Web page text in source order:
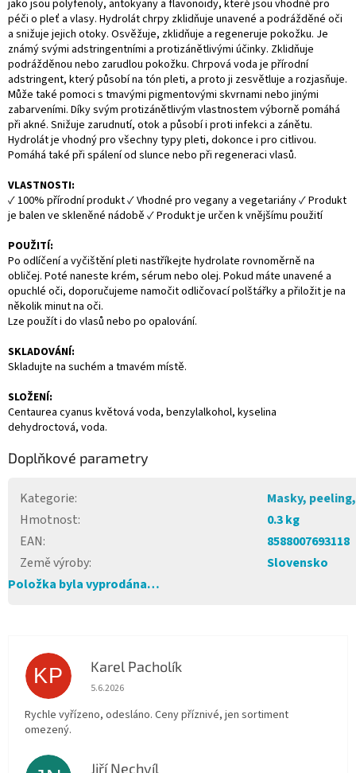
jako jsou polyfenoly, antokyany a flavonoidy, které jsou vhodné pro
péči o pleť a vlasy. Hydrolát chrpy zklidňuje unavené a podrážděné oči
a snižuje jejich otoky. Osvěžuje, zklidňuje a regeneruje pokožku. Je
známý svými adstringentními a protizánětlivými účinky. Zklidňuje
podrážděnou nebo zarudlou pokožku. Chrpová voda je přírodní
adstringent, který působí na tón pleti, a proto ji zesvětluje a rozjasňuje.
Může také pomoci s tmavými pigmentovými skvrnami nebo jinými
zabarveními. Díky svým protizánětlivým vlastnostem výborně pomáhá
při akné. Snižuje zarudnutí, otok a působí i proti infekci a zánětu.
Hydrolát je vhodný pro všechny typy pleti, dokonce i pro citlivou.
Pomáhá také při spálení od slunce nebo při regeneraci vlasů.
VLASTNOSTI:
✓ 100% přírodní produkt ✓ Vhodné pro vegany a vegetariány ✓ Produkt
je balen ve skleněné nádobě ✓ Produkt je určen k vnějšímu použití
POUŽITÍ:
Po odlíčení a vyčištění pleti nastříkejte hydrolate rovnoměrně na
obličej. Poté naneste krém, sérum nebo olej. Pokud máte unavené a
opuchlé oči, doporučujeme namočit odličovací polštářky a přiložit je na
několik minut na oči.
Lze použít i do vlasů nebo po opalování.
SKLADOVÁNÍ:
Skladujte na suchém a tmavém místě.
SLOŽENÍ:
Centaurea cyanus květová voda, benzylalkohol, kyselina
dehydroctová, voda.
Doplňkové parametry
Kategorie:
Masky,
Hmotnost:
0.3 kg
EAN:
8588007693118
Země výroby:
Slovensko
Položka byla vyprodána…
KP Karel Pacholík
Hodnocení obchodu je 4 z 5 hvězdiček.
5.6.2026
Rychle vyřízeno, odesláno. Ceny příznivé, jen sortiment
omezený.
Jiří Nechvíl